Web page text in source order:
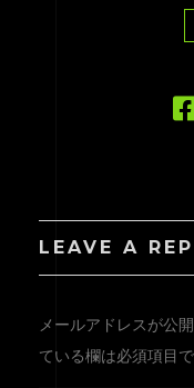
LEAVE A
メールアドレスが公
ている欄は必須項目